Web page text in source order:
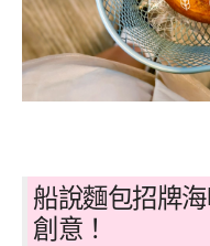
船說麵包招牌
創意！